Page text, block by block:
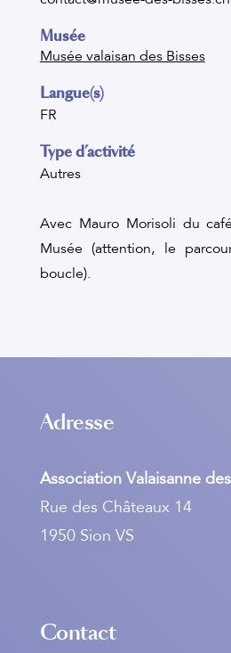
Musée
Musée valaisan des Bisses
Langue(s)
FR
Type d’activité
Autres
Avec Mauro Morisoli du
Musée (attention, le
boucle).
Adresse
Association Valaisanne
Rue des Châteaux 14
1950 Sion VS
Contact